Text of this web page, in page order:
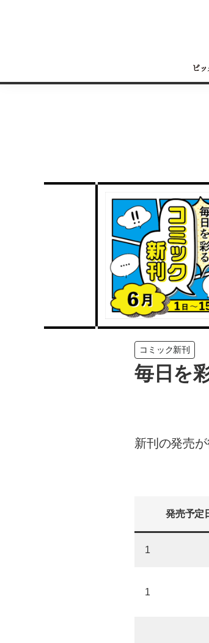
コミック新刊
毎日を
新刊の発売
発売予定
1
1